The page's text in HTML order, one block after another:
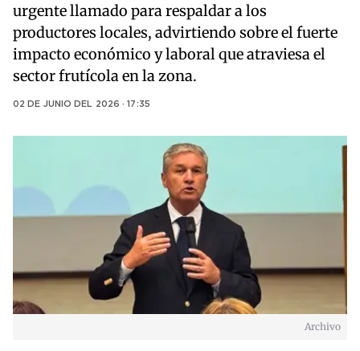
urgente llamado para respaldar a los
productores locales, advirtiendo sobre el fuerte
impacto económico y laboral que atraviesa el
sector frutícola en la zona.
02 DE JUNIO DEL 2026 · 17:35
Archivo